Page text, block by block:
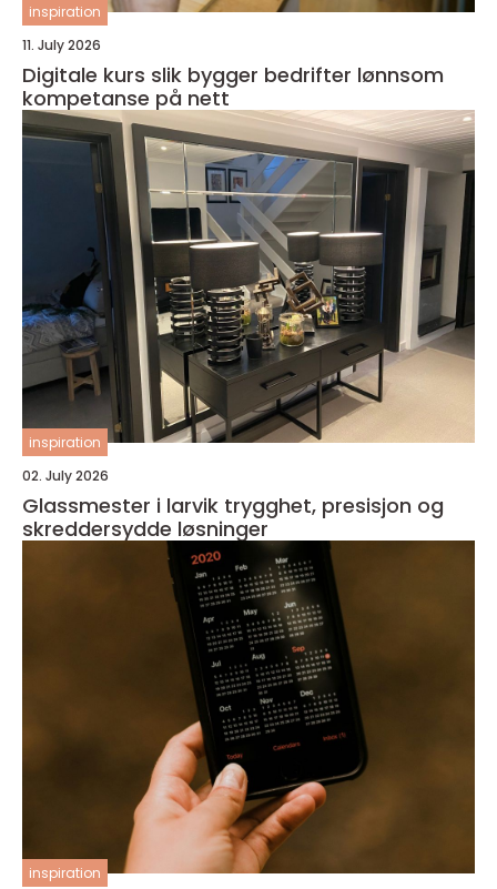
inspiration
11. July 2026
Digitale kurs slik bygger bedrifter lønnsom
kompetanse på nett
inspiration
02. July 2026
Glassmester i larvik trygghet, presisjon og
skreddersydde løsninger
inspiration